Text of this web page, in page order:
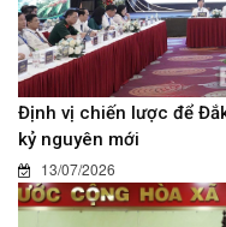
Định vị chiến lược để
kỷ nguyên mới
13/07/2026